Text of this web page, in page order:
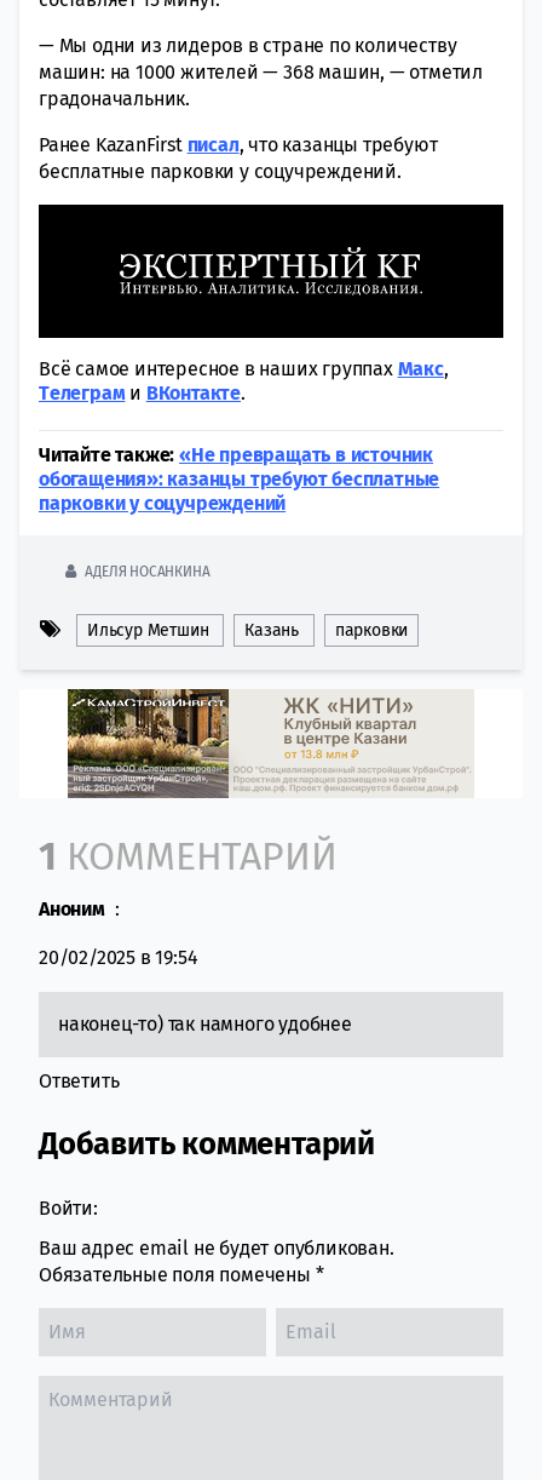
— Мы одни из лидеров в стране по количеству
машин: на 1000 жителей — 368 машин, — отметил
градоначальник.
Ранее KazanFirst писал, что казанцы требуют
бесплатные парковки у соцучреждений.
Всё самое интересное в наших группах Макс,
Tелеграми ВКонтакте.
Читайте также: «Не превращать в источник
обогащения»: казанцы требуют бесплатные
парковки у соцучреждений
АДЕЛЯ НОСАНКИНА
Ильсур Метшин Казань парковки
Comment section
1 КОММЕНТАРИЙ
Аноним :
20/02/2025 в 19:54
наконец-то) так намного удобнее
Ответить
Добавить комментарий
Войти:
Ваш адрес email не будет опубликован.
Обязательные поля помечены *